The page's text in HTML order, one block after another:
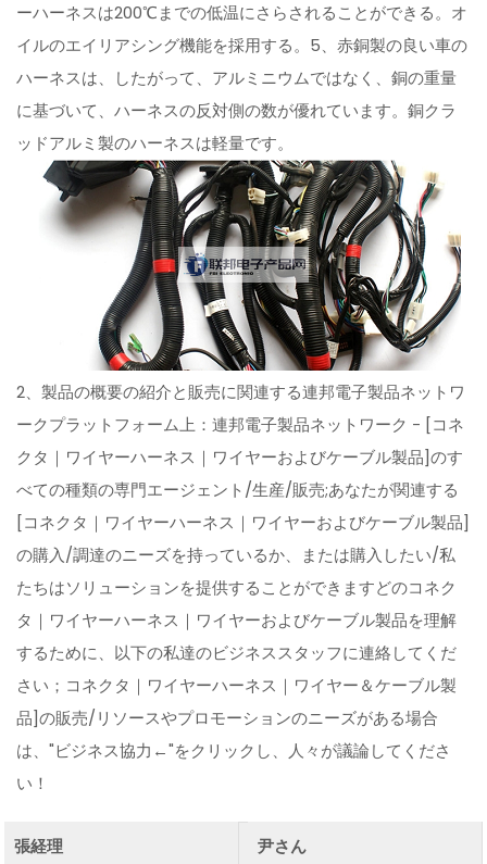
ーハーネスは200℃までの低温にさらされることができる。オ
イルのエイリアシング機能を採用する。5、赤銅製の良い車の
ハーネスは、したがって、アルミニウムではなく、銅の重量
に基づいて、ハーネスの反対側の数が優れています。銅クラ
ッドアルミ製のハーネスは軽量です。
2、製品の概要の紹介と販売に関連する連邦電子製品ネットワ
ークプラットフォーム上：連邦電子製品ネットワーク - [コネ
クタ｜ワイヤーハーネス｜ワイヤーおよびケーブル製品]のす
べての種類の専門エージェント/生産/販売;あなたが関連する
[コネクタ｜ワイヤーハーネス｜ワイヤーおよびケーブル製品]
の購入/調達のニーズを持っているか、または購入したい/私
たちはソリューションを提供することができますどのコネク
タ｜ワイヤーハーネス｜ワイヤーおよびケーブル製品を理解
するために、以下の私達のビジネススタッフに連絡してくだ
さい；コネクタ｜ワイヤーハーネス｜ワイヤー＆ケーブル製
品]の販売/リソースやプロモーションのニーズがある場合
は、"ビジネス協力←"をクリックし、人々が議論してくださ
い！
張経理
尹さん